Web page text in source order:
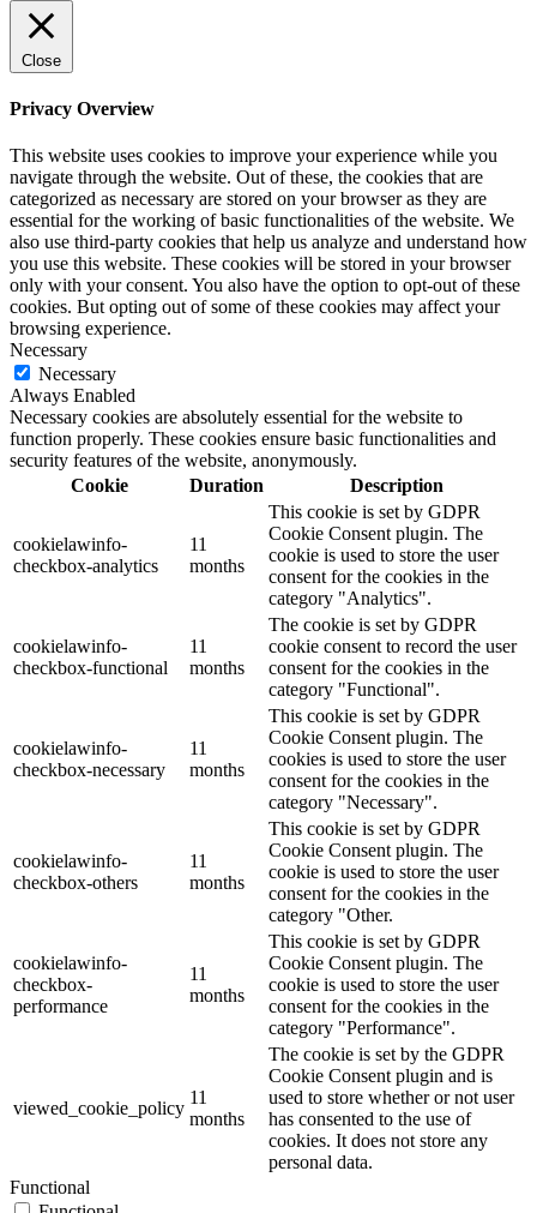
Close
Privacy Overview
This website uses cookies to improve your experience while you
navigate through the website. Out of these, the cookies that are
categorized as necessary are stored on your browser as they are
essential for the working of basic functionalities of the website. We
also use third-party cookies that help us analyze and understand how
you use this website. These cookies will be stored in your browser
only with your consent. You also have the option to opt-out of these
cookies. But opting out of some of these cookies may affect your
browsing experience.
Necessary
Necessary
Always Enabled
Necessary cookies are absolutely essential for the website to
function properly. These cookies ensure basic functionalities and
security features of the website, anonymously.
Cookie
Duration Description
cookielawinfo-
checkbox-analytics
11
months
This cookie is set by GDPR
Cookie Consent plugin. The
cookie is used to store the user
consent for the cookies in the
category "Analytics".
cookielawinfo-
checkbox-functional
11
months
The cookie is set by GDPR
cookie consent to record the user
consent for the cookies in the
category "Functional".
cookielawinfo-
checkbox-necessary
11
months
This cookie is set by GDPR
Cookie Consent plugin. The
cookies is used to store the user
consent for the cookies in the
category "Necessary".
cookielawinfo-
checkbox-others
11
months
This cookie is set by GDPR
Cookie Consent plugin. The
cookie is used to store the user
consent for the cookies in the
category "Other.
cookielawinfo-
checkbox-
performance
11
months
This cookie is set by GDPR
Cookie Consent plugin. The
cookie is used to store the user
consent for the cookies in the
category "Performance".
viewed_cookie_policy
11
months
The cookie is set by the GDPR
Cookie Consent plugin and is
used to store whether or not user
has consented to the use of
cookies. It does not store any
personal data.
Functional